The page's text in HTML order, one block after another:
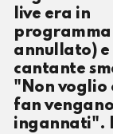
live era in
programma
annullato) e
cantante
"Non voglio
fan vengano
ingannati".